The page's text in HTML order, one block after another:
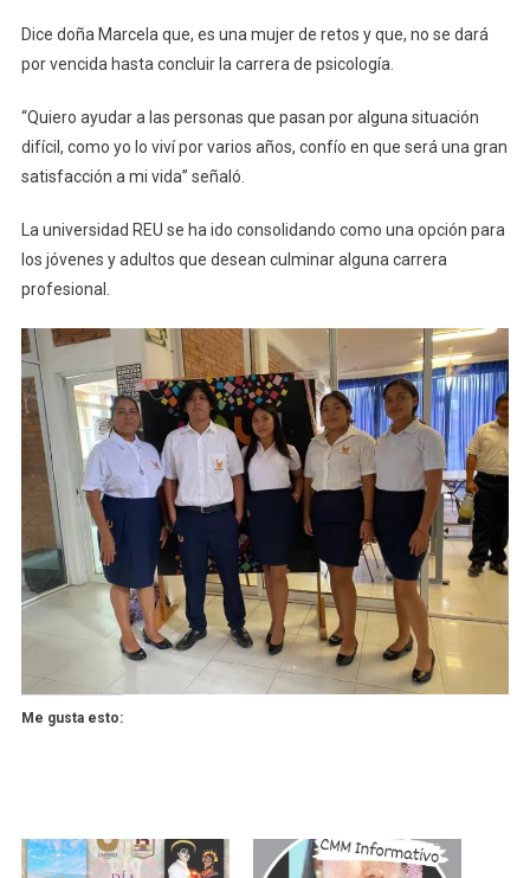
Dice doña Marcela que, es una mujer de retos y que, no se dará
por vencida hasta concluir la carrera de psicología.
“Quiero ayudar a las personas que pasan por alguna situación
difícil, como yo lo viví por varios años, confío en que será una gran
satisfacción a mi vida” señaló.
La universidad REU se ha ido consolidando como una opción para
los jóvenes y adultos que desean culminar alguna carrera
profesional.
Me gusta esto: